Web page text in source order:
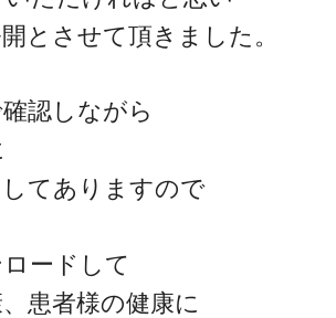
とさせて頂きました。
認しながら
してありますので
ードして
患者様の健康に